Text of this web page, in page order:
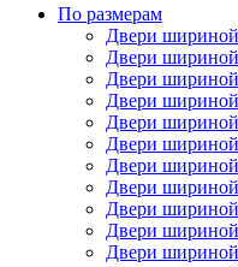
По размерам
Двери
Двери
Двери
Двери
Двери
Двери
Двери
Двери
Двери
Двери
Двери